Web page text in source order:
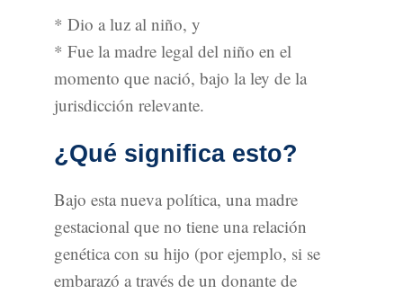
* Dio a luz al niño, y
* Fue la madre legal del niño en el
momento que nació, bajo la ley de la
jurisdicción relevante.
¿Qué significa esto?
Bajo esta nueva política, una madre
gestacional que no tiene una relación
genética con su hijo (por ejemplo, si se
embarazó a través de un donante de